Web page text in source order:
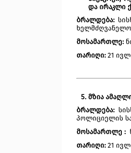
და ირაკლი
ბრალდება:
მოსამართლე:
თარიღი: 21
მზია
ბრალდება:
პოლიციელის
მოსამართლე :
თარიღი: 21